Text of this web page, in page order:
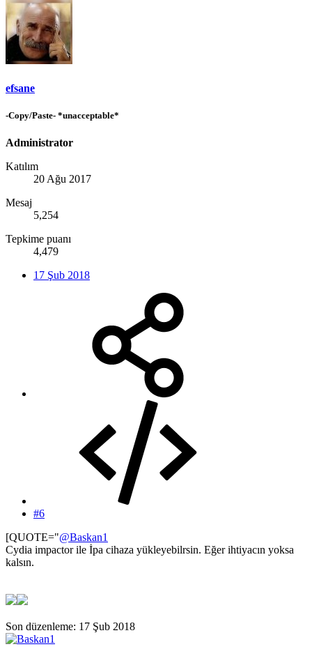
efsane
-Copy/Paste- *unacceptable*
Administrator
Katılım
20 Ağu 2017
Mesaj
5,254
Tepkime puanı
4,479
17 Şub 2018
#6
[QUOTE="@Baskan1
Cydia impactor ile İpa cihaza yükleyebilrsin. Eğer ihtiyacın yoksa
kalsın.
Son düzenleme: 17 Şub 2018